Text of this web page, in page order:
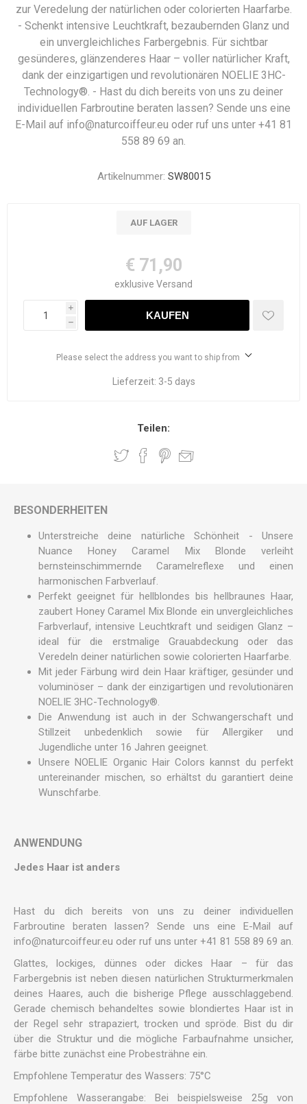
zur Veredelung der natürlichen oder colorierten Haarfarbe.
- Schenkt intensive Leuchtkraft, bezaubernden Glanz und
ein unvergleichliches Farbergebnis. Für sichtbar
gesünderes, glänzenderes Haar – voller natürlicher Kraft,
dank der einzigartigen und revolutionären NOELIE 3HC-
Technology®. - Hast du dich bereits von uns zu deiner
individuellen Farbroutine beraten lassen? Sende uns eine
E-Mail auf info@naturcoiffeur.eu oder ruf uns unter +41 81
558 89 69 an.
Artikelnummer: SW80015
AUF LAGER
€ 71,90
exklusive Versand
i
h
Please select the address you want to ship from
Lieferzeit: 3-5 days
Teilen:
BESONDERHEITEN
Unterstreiche deine natürliche Schönheit - Unsere
Nuance Honey Caramel Mix Blonde verleiht
bernsteinschimmernde Caramelreflexe und einen
harmonischen Farbverlauf.
Perfekt geeignet für hellblondes bis hellbraunes Haar,
zaubert Honey Caramel Mix Blonde ein unvergleichliches
Farbverlauf, intensive Leuchtkraft und seidigen Glanz –
ideal für die erstmalige Grauabdeckung oder das
Veredeln deiner natürlichen sowie colorierten Haarfarbe.
Mit jeder Färbung wird dein Haar kräftiger, gesünder und
voluminöser – dank der einzigartigen und revolutionären
NOELIE 3HC-Technology®.
Die Anwendung ist auch in der Schwangerschaft und
Stillzeit unbedenklich sowie für Allergiker und
Jugendliche unter 16 Jahren geeignet.
Unsere NOELIE Organic Hair Colors kannst du perfekt
untereinander mischen, so erhältst du garantiert deine
Wunschfarbe.
ANWENDUNG
Jedes Haar ist anders
Hast du dich bereits von uns zu deiner individuellen
Farbroutine beraten lassen? Sende uns eine E-Mail auf
info@naturcoiffeur.eu oder ruf uns unter +41 81 558 89 69 an.
Glattes, lockiges, dünnes oder dickes Haar – für das
Farbergebnis ist neben diesen natürlichen Strukturmerkmalen
deines Haares, auch die bisherige Pflege ausschlaggebend.
Gerade chemisch behandeltes sowie blondiertes Haar ist in
der Regel sehr strapaziert, trocken und spröde. Bist du dir
über die Struktur und die mögliche Farbaufnahme unsicher,
färbe bitte zunächst eine Probesträhne ein.
Empfohlene Temperatur des Wassers: 75°C
Empfohlene Wasserangabe: Bei beispielsweise 25g von